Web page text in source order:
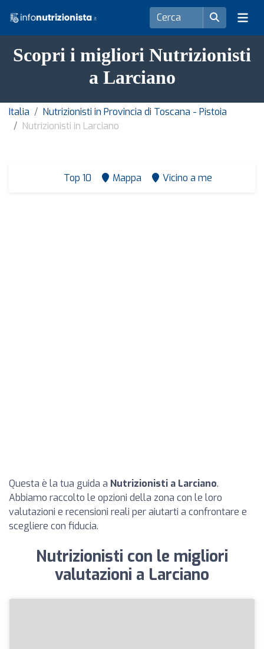
Scopri i migliori Nutrizionisti
a Larciano
Italia
Nutrizionisti in Provincia di Toscana - Pistoia
Nutrizionisti in Larciano
Top 10 Mappa Vicino a me
Questa è la tua guida a Nutrizionisti a Larciano.
Abbiamo raccolto le opzioni della zona con le loro
valutazioni e recensioni reali per aiutarti a confrontare e
scegliere con fiducia.
Nutrizionisti con le migliori
valutazioni a Larciano